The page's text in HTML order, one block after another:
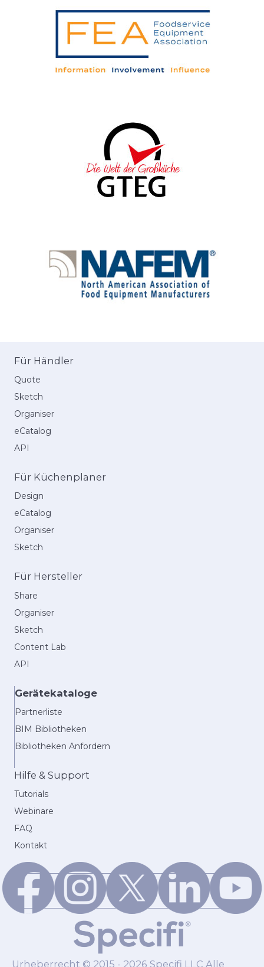
Für Händler
Quote
Sketch
Organiser
eCatalog
API
Für Küchenplaner
Design
eCatalog
Organiser
Sketch
Für Hersteller
Share
Organiser
Sketch
Content Lab
API
Gerätekataloge
Partnerliste
BIM Bibliotheken
Bibliotheken Anfordern
Hilfe & Support
Tutorials
Webinare
FAQ
Kontakt
Urheberrecht © 2015 - 2026 Specifi LLC Alle